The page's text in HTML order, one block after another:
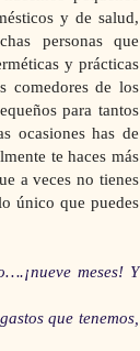
y de salud,
personas que
y prácticas
comedores de los
para tantos
ocasiones has de
te haces más
a veces no tienes
único que puedes
meses! Y
que tenemos,